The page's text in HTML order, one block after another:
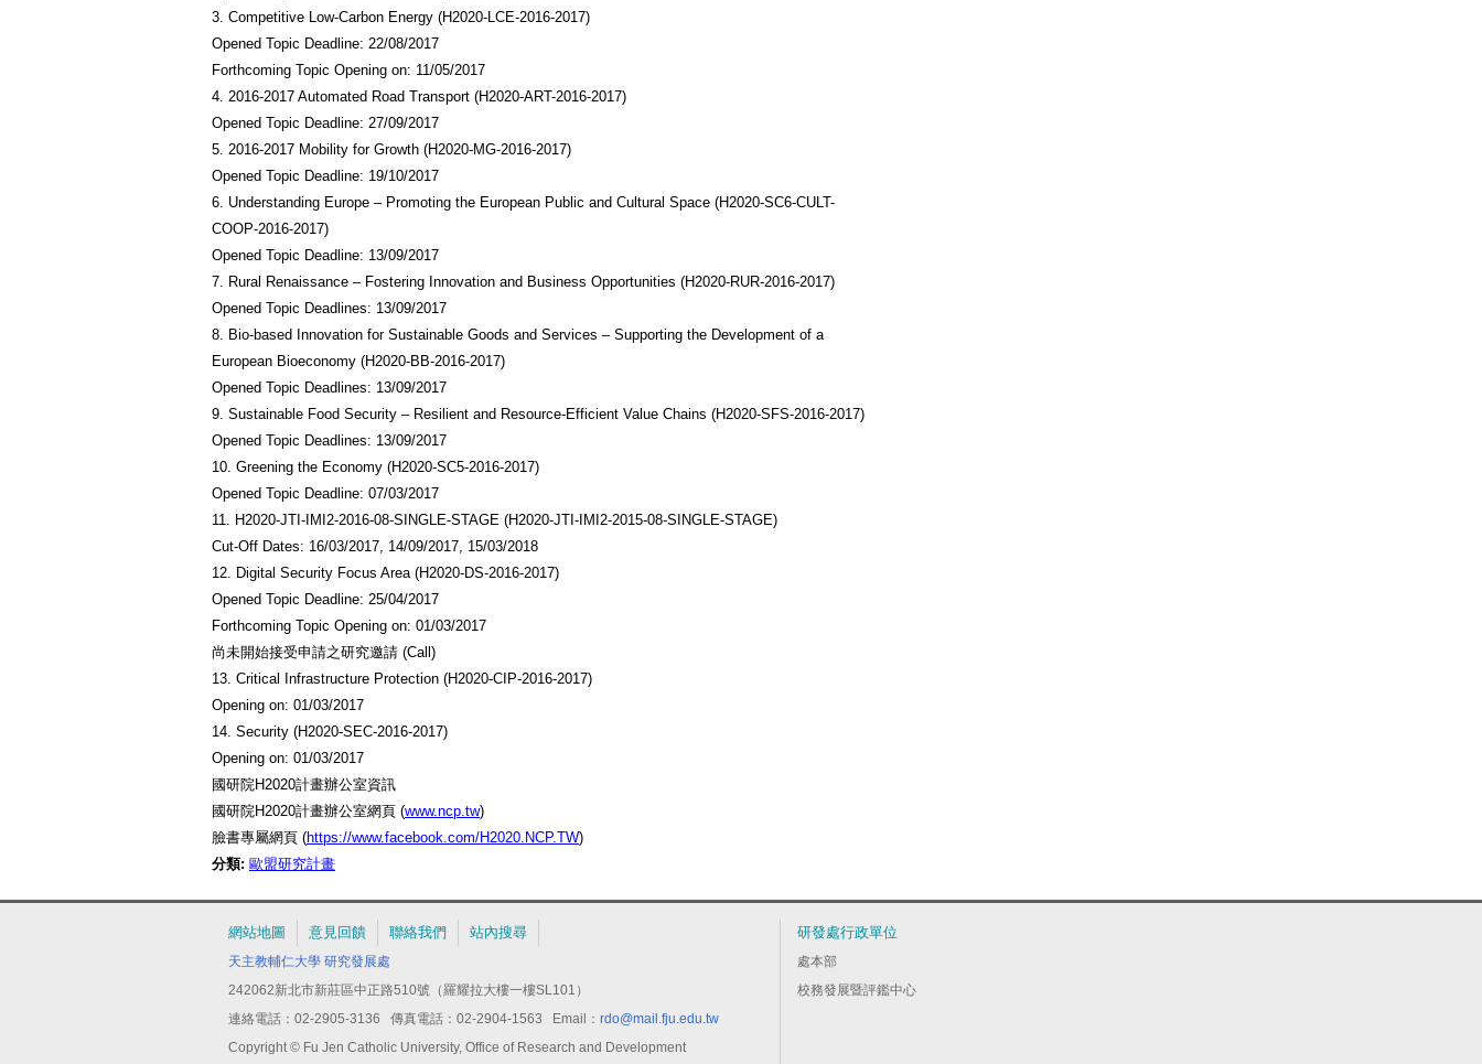
3. Competitive Low-Carbon Energy (H2020-LCE-2016-2017)
Opened Topic Deadline: 22/08/2017
Forthcoming Topic Opening on: 11/05/2017
4. 2016-2017 Automated Road Transport (H2020-ART-2016-2017)
Opened Topic Deadline: 27/09/2017
5. 2016-2017 Mobility for Growth (H2020-MG-2016-2017)
Opened Topic Deadline: 19/10/2017
6. Understanding Europe – Promoting the European Public and Cultural Space (H2020-SC6-CULT-
COOP-2016-2017)
Opened Topic Deadline: 13/09/2017
7. Rural Renaissance – Fostering Innovation and Business Opportunities (H2020-RUR-2016-2017)
Opened Topic Deadlines: 13/09/2017
8. Bio-based Innovation for Sustainable Goods and Services – Supporting the Development of a
European Bioeconomy (H2020-BB-2016-2017)
Opened Topic Deadlines: 13/09/2017
9. Sustainable Food Security – Resilient and Resource-Efficient Value Chains (H2020-SFS-2016-2017)
Opened Topic Deadlines: 13/09/2017
10. Greening the Economy (H2020-SC5-2016-2017)
Opened Topic Deadline: 07/03/2017
11. H2020-JTI-IMI2-2016-08-SINGLE-STAGE (H2020-JTI-IMI2-2015-08-SINGLE-STAGE)
Cut-Off Dates: 16/03/2017, 14/09/2017, 15/03/2018
12. Digital Security Focus Area (H2020-DS-2016-2017)
Opened Topic Deadline: 25/04/2017
Forthcoming Topic Opening on: 01/03/2017
尚未開始接受申請之研究邀請 (Call)
13. Critical Infrastructure Protection (H2020-CIP-2016-2017)
Opening on: 01/03/2017
14. Security (H2020-SEC-2016-2017)
Opening on: 01/03/2017
國研院H2020計畫辦公室資訊
國研院H2020計畫辦公室網頁 (www.ncp.tw)
臉書專屬網頁 (https://www.facebook.com/H2020.NCP.TW)
分類: 歐盟研究計畫
網站地圖 意見回饋 聯絡我們 站內搜尋
天主教輔仁大學 研究發展處
242062新北市新莊區中正路510號（羅耀拉大樓一樓SL101）
連絡電話：02-2905-3136 傳真電話：02-2904-1563 Email： rdo@mail.fju.edu.tw
Copyright © Fu Jen Catholic University, Office of Research and Development
研發處行政單位
處本部
校務發展暨評鑑中心